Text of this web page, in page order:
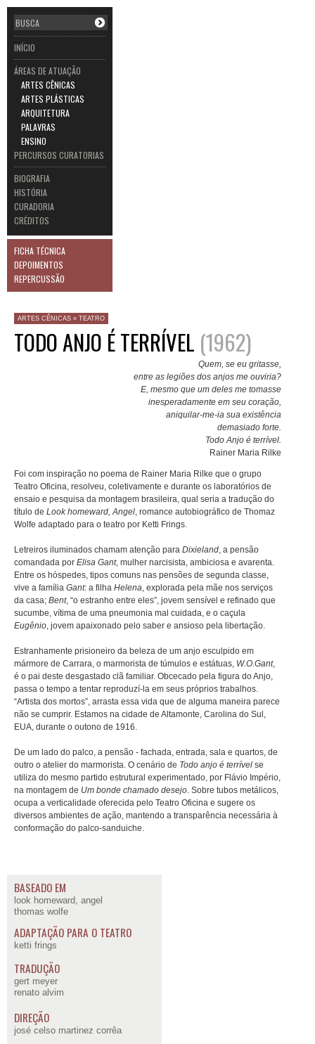
INÍCIO
ÁREAS DE ATUAÇÃO
ARTES CÊNICAS
ARTES PLÁSTICAS
ARQUITETURA
PALAVRAS
ENSINO
PERCURSOS CURATORIAS
BIOGRAFIA
HISTÓRIA
CURADORIA
CRÉDITOS
FICHA TÉCNICA
DEPOIMENTOS
REPERCUSSÃO
ARTES CÊNICAS » TEATRO
TODO ANJO É TERRÍVEL (1962)
Quem, se eu gritasse,
entre as legiões dos anjos me ouviria?
E, mesmo que um deles me tomasse
inesperadamente em seu coração,
aniquilar-me-ia sua existência
demasiado forte.
Todo Anjo é terrível.
Rainer Maria Rilke
Foi com inspiração no poema de Rainer Maria Rilke que o grupo
Teatro Oficina, resolveu, coletivamente e durante os laboratórios de
ensaio e pesquisa da montagem brasileira, qual seria a tradução do
título de Look homeward, Angel, romance autobiográfico de Thomaz
Wolfe adaptado para o teatro por Ketti Frings.
Letreiros iluminados chamam atenção para Dixieland, a pensão
comandada por Elisa Gant, mulher narcisista, ambiciosa e avarenta.
Entre os hóspedes, tipos comuns nas pensões de segunda classe,
vive a família Gant: a filha Helena, explorada pela mãe nos serviços
da casa; Bent, “o estranho entre eles”, jovem sensível e refinado que
sucumbe, vítima de uma pneumonia mal cuidada, e o caçula
Eugênio, jovem apaixonado pelo saber e ansioso pela libertação.
Estranhamente prisioneiro da beleza de um anjo esculpido em
mármore de Carrara, o marmorista de túmulos e estátuas, W.O.Gant,
é o pai deste desgastado clã familiar. Obcecado pela figura do Anjo,
passa o tempo a tentar reproduzí-la em seus próprios trabalhos.
“Artista dos mortos”, arrasta essa vida que de alguma maneira parece
não se cumprir. Estamos na cidade de Altamonte, Carolina do Sul,
EUA, durante o outono de 1916.
De um lado do palco, a pensão - fachada, entrada, sala e quartos, de
outro o atelier do marmorista. O cenário de Todo anjo é terrível se
utiliza do mesmo partido estrutural experimentado, por Flávio Império,
na montagem de Um bonde chamado desejo. Sobre tubos metálicos,
ocupa a verticalidade oferecida pelo Teatro Oficina e sugere os
diversos ambientes de ação, mantendo a transparência necessária à
conformação do palco-sanduiche.
BASEADO EM
look homeward, angel
thomas wolfe
ADAPTAÇÃO PARA O TEATRO
ketti frings
TRADUÇÃO
gert meyer
renato alvim
DIREÇÃO
josé celso martinez corrêa